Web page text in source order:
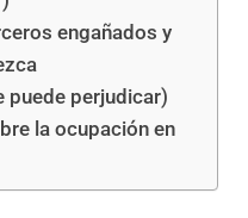
engañados y
puede perjudicar)
la ocupación en